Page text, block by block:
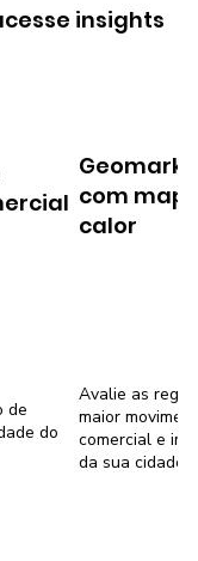
de
do
com
calor
Avalie as
maior
comercial e
da sua cidade
insights